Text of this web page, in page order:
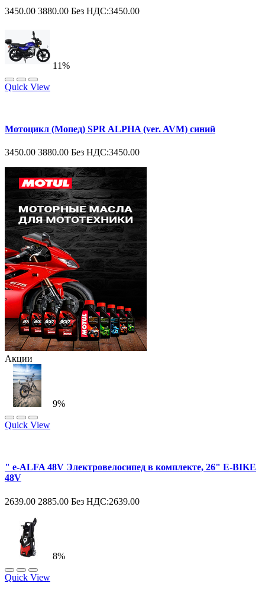
3450.00 3880.00 Без НДС:3450.00
11%
Quick View
Мотоцикл (Мопед) SPR ALPHA (ver. AVM) синий
3450.00 3880.00 Без НДС:3450.00
Акции
9%
Quick View
" e-ALFA 48V Электровелосипед в комплекте, 26" E-BIKE
48V
2639.00 2885.00 Без НДС:2639.00
8%
Quick View